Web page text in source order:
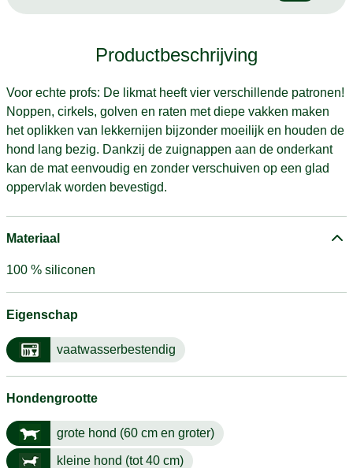
Productbeschrijving
Voor echte profs: De likmat heeft vier verschillende patronen!
Noppen, cirkels, golven en raten met diepe vakken maken
het oplikken van lekkernijen bijzonder moeilijk en houden de
hond lang bezig. Dankzij de zuignappen aan de onderkant
kan de mat eenvoudig en zonder verschuiven op een glad
oppervlak worden bevestigd.
Materiaal
100 % siliconen
Eigenschap
vaatwasserbestendig
Hondengrootte
grote hond (60 cm en groter)
kleine hond (tot 40 cm)